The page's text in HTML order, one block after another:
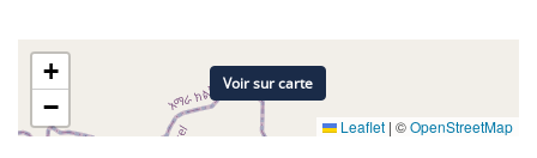
+
−
Leaflet | ©OpenStreetMap
Voir sur carte